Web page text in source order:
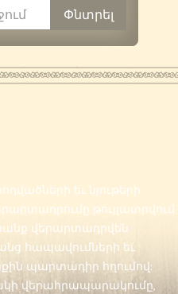
եւ նյութերի
թույլատրվում
վերարտադրվեն
հապավումների եւ
պարտադիր հղումով:
վերահրապարակումը,